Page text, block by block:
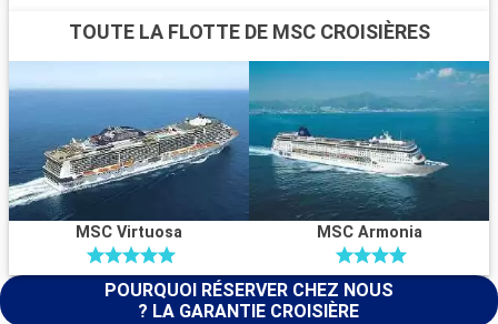
TOUTE LA FLOTTE DE MSC CROISIÈRES
MSC Virtuosa MSC Armonia
POURQUOI RÉSERVER CHEZ NOUS
? LA GARANTIE CROISIÈRE